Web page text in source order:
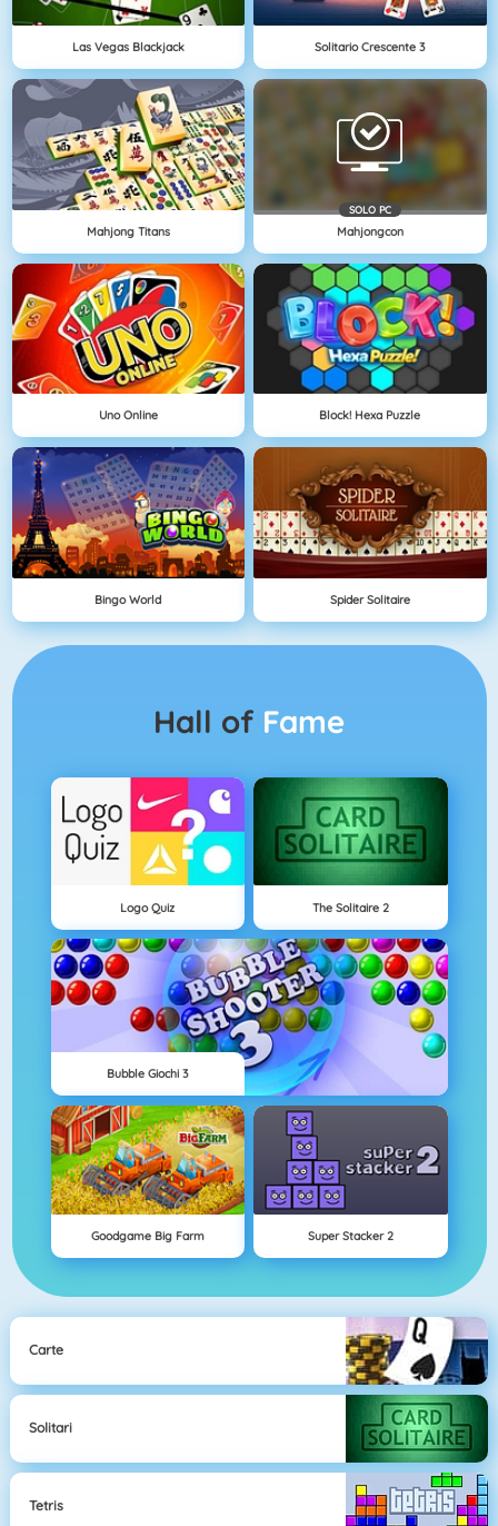
Las Vegas Blackjack Solitario Crescente 3
Mahjong Titans
SOLO PC
Mahjongcon
Uno Online Block! Hexa Puzzle
Bingo World Spider Solitaire
Hall of Fame
Logo Quiz The Solitaire 2
Bubble Giochi 3
Goodgame Big Farm Super Stacker 2
Carte
Solitari
Tetris